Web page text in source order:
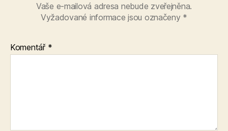
Vaše e-mailová adresa nebude zveřejněna.
Vyžadované informace jsou označeny *
Komentář *